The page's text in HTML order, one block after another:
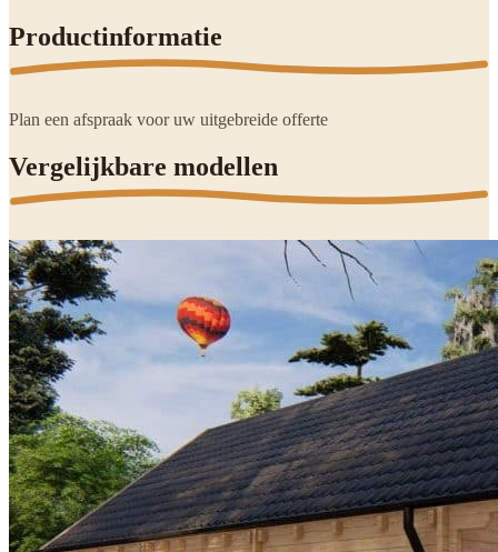
Productinformatie
Plan een afspraak voor uw uitgebreide offerte
Vergelijkbare modellen